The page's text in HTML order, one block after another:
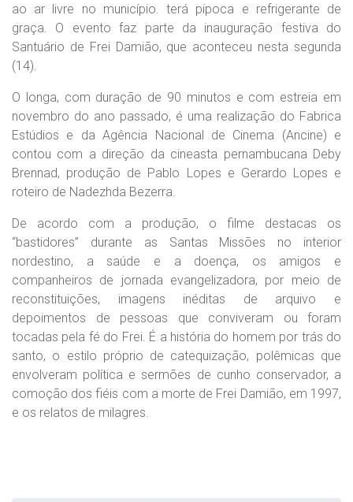
ao ar livre no município. terá pipoca e refrigerante de
graça. O evento faz parte da inauguração festiva do
Santuário de Frei Damião, que aconteceu nesta segunda
(14).
O longa, com duração de 90 minutos e com estreia em
novembro do ano passado, é uma realização do Fabrica
Estúdios e da Agência Nacional de Cinema (Ancine) e
contou com a direção da cineasta pernambucana Deby
Brennad, produção de Pablo Lopes e Gerardo Lopes e
roteiro de Nadezhda Bezerra.
De acordo com a produção, o filme destacas os
“bastidores” durante as Santas Missões no interior
nordestino, a saúde e a doença, os amigos e
companheiros de jornada evangelizadora, por meio de
reconstituições, imagens inéditas de arquivo e
depoimentos de pessoas que conviveram ou foram
tocadas pela fé do Frei. É a história do homem por trás do
santo, o estilo próprio de catequização, polêmicas que
envolveram política e sermões de cunho conservador, a
comoção dos fiéis com a morte de Frei Damião, em 1997,
e os relatos de milagres.